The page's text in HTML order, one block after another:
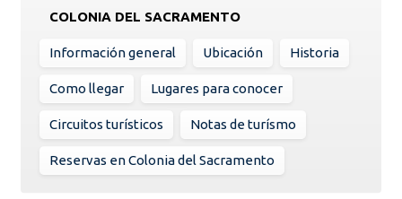
COLONIA DEL SACRAMENTO
Información general Ubicación Historia
Como llegar Lugares para conocer
Circuitos turísticos Notas de turísmo
Reservas en Colonia del Sacramento